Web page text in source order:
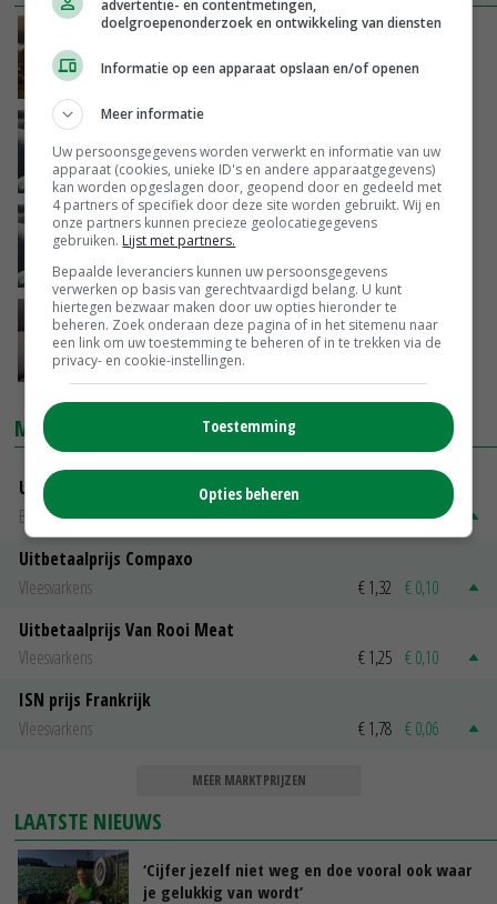
Varkensstaartprojecten wachten op
financiering
12-01-2018
23-04-2016
Staartbijten ook Duits probleem
21-04-2016
Staartbijten valt nog niet uit te bannen
03-03-2016
MARKTPRIJZEN
Uitbetaalprijs DCA BestPigletPrice
Biggen weekprijzen
€ 26,50 € 0,50
Uitbetaalprijs Compaxo
Vleesvarkens
€ 1,32 € 0,10
Uitbetaalprijs Van Rooi Meat
Vleesvarkens
€ 1,25 € 0,10
ISN prijs Frankrijk
Vleesvarkens
€ 1,78 € 0,06
MEER MARKTPRIJZEN
LAATSTE NIEUWS
‘Cijfer jezelf niet weg en doe vooral ook waar
je gelukkig van wordt’
advertentie- en contentmetingen,
doelgroepenonderzoek en ontwikkeling van diensten
Informatie op een apparaat opslaan en/of openen
Meer informatie
Uw persoonsgegevens worden verwerkt en informatie van uw
apparaat (cookies, unieke ID's en andere apparaatgegevens)
kan worden opgeslagen door, geopend door en gedeeld met
4 partners of specifiek door deze site worden gebruikt. Wij en
onze partners kunnen precieze geolocatiegegevens
gebruiken. Lijst met partners.
Bepaalde leveranciers kunnen uw persoonsgegevens
verwerken op basis van gerechtvaardigd belang. U kunt
hiertegen bezwaar maken door uw opties hieronder te
beheren. Zoek onderaan deze pagina of in het sitemenu naar
een link om uw toestemming te beheren of in te trekken via de
privacy- en cookie-instellingen.
Toestemming
Opties beheren